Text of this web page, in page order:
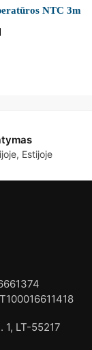
NTC 3m
Estijoje
1, LT-55217